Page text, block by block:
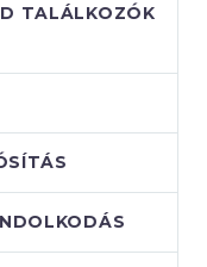
TALÁLKOZÓK